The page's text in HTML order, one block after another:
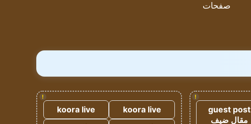
صفحات
!
guest post
مقال ضيف
!
koora live
koora live